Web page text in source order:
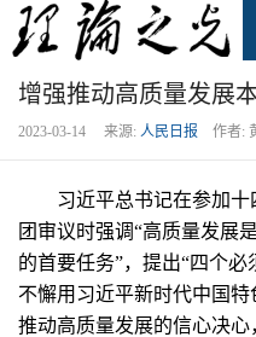
增强推动高质量发展
2023-03-14 来源: 人民日报 作者:
习近平总书记在参加十
团审议时强调“高质量发展
的首要任务”，提出“四个
不懈用习近平新时代中国
推动高质量发展的信心决